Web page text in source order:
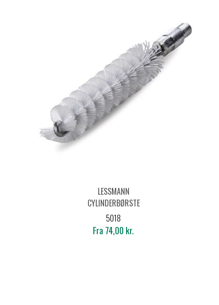
LESSMANN
CYLINDERBØRSTE
M/UDV. GEVIND -
POLYAMID
5018
Fra 74,00 kr.